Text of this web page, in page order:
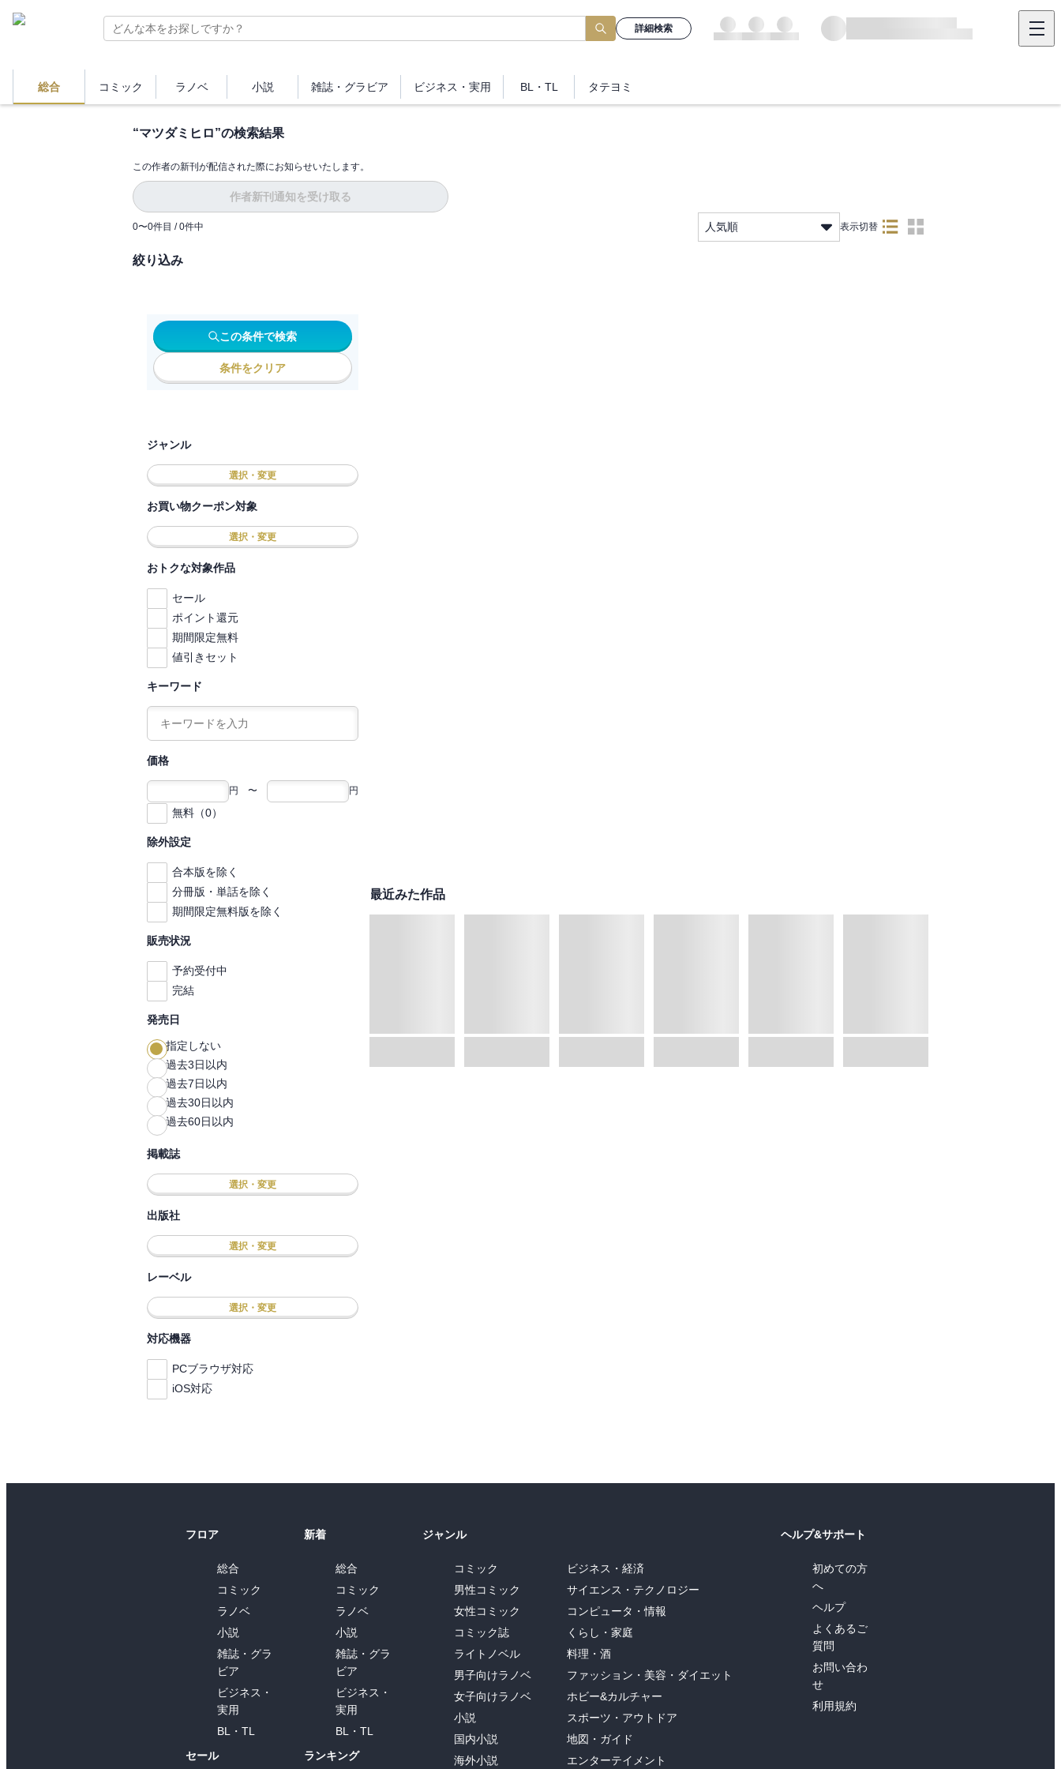
詳細検索
総合 コミック ラノベ 小説 雑誌・ グラビア ビジネス ・実用 BL・TL タテヨミ
“マツダミヒロ”の検索結果
この作者の新刊が配信された際にお知らせいたします。
作者新刊通知を受け取る
0〜0件目 / 0件中 人気順 表示切替
絞り込み
この条件で検索
条件をクリア
ジャンル
選択・変更
お買い物クーポン対象
選択・変更
おトクな対象作品
セール
ポイント還元
期間限定無料
値引きセット
キーワード
価格
円 〜 円
無料（0）
除外設定
合本版を除く
分冊版・単話を除く
期間限定無料版を除く
販売状況
予約受付中
完結
発売日
指定しない
過去3日以内
過去7日以内
過去30日以内
過去60日以内
掲載誌
選択・変更
出版社
選択・変更
レーベル
選択・変更
対応機器
PCブラウザ対応
iOS対応
最近みた作品
フロア
総合
コミック
ラノベ
小説
雑誌・グラ
ビア
ビジネス・
実用
BL・TL
セール
新着
総合
コミック
ラノベ
小説
雑誌・グラ
ビア
ビジネス・
実用
BL・TL
ランキング
ジャンル
コミック
男性コミック
女性コミック
コミック誌
ライトノベル
男子向けラノベ
女子向けラノベ
小説
国内小説
海外小説
ビジネス・経済
サイエンス・テクノロジー
コンピュータ・情報
くらし・家庭
料理・酒
ファッション・美容・ダイエット
ホビー&カルチャー
スポーツ・アウトドア
地図・ガイド
エンターテイメント
ヘルプ&サポート
初めての方
へ
ヘルプ
よくあるご
質問
お問い合わ
せ
利用規約